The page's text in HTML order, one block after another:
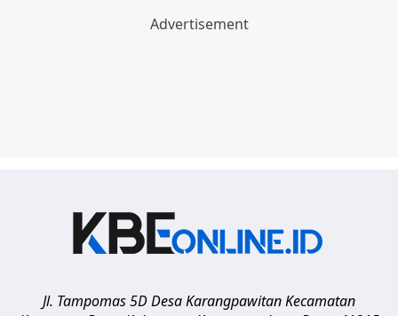
Jl. Tampomas 5D Desa Karangpawitan Kecamatan